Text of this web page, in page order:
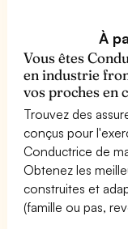
À
Vous êtes
en industrie
vos proches en
Trouvez des
conçus pour
Conductrice de
Obtenez les
construites et
(famille ou pas,